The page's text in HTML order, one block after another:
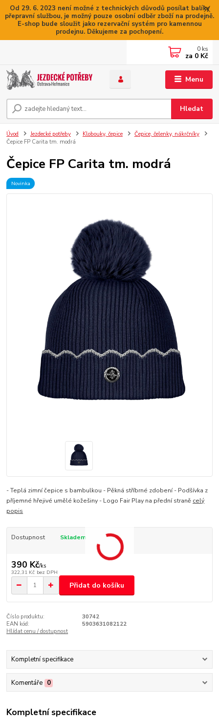
Od 29. 6. 2023 není možné z technických důvodů posílat balíky
přepravní službou, je možný pouze osobní odběr zboží na prodejně.
E-shop bude sloužit jako rezervační systém pro kamennou
prodejnu. Děkujeme za pochopení.
Menu
Hledat
0 ks
za 0 Kč
Úvod Jezdecké potřeby Klobouky, čepice
Čepice, čelenky, nákrčníky
Čepice FP Carita tm. modrá
Čepice FP Carita tm. modrá
Novinka
- Teplá zimní čepice s bambulkou - Pěkná stříbrné zdobení - Podšívka z
příjemné hřejivé umělé kožešiny - Logo Fair Play na přední straně celý
popis
Dostupnost Skladem
390 Kč/ks
322,31 Kč bez DPH
Přidat do košíku
Číslo produktu:
30742
EAN kód:
5903631082122
Hlídat cenu / dostupnost
Kompletní specifikace
Komentáře 0
Kompletní specifikace